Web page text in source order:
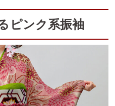
ピンク系振袖